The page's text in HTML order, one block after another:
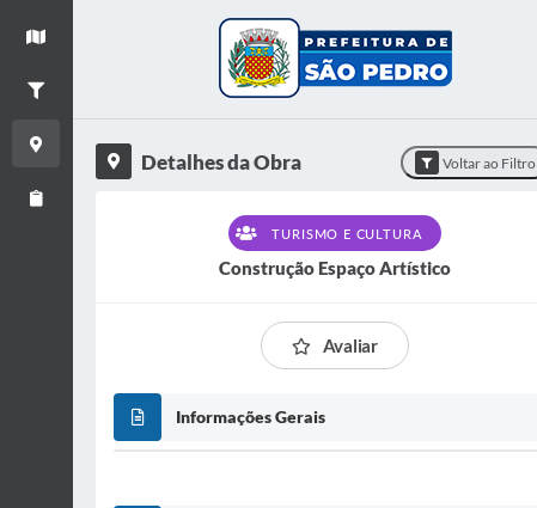
Ver mapa
Filtrar Obras
Detalhes da Obra
Relatório de Obras
Detalhes da Obra Voltar ao Filtro
TURISMO E CULTURA
Construção Espaço Artístico
Avaliar
Informações Gerais